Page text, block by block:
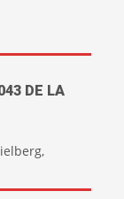
DE LA